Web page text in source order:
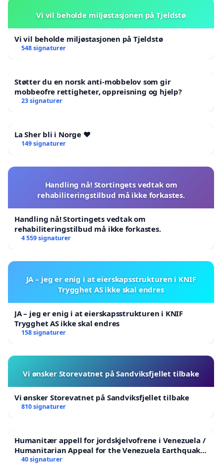
Vi vil beholde miljøstasjonen på Tjeldstø
Vi vil beholde miljøstasjonen på Tjeldstø
548 signaturer
Støtter du en norsk anti-mobbelov som gir
mobbeofre rettigheter, oppreisning og hjelp?
23 signaturer
La Sher bli i Norge ❤️
149 signaturer
Handling nå! Stortingets vedtak om
rehabiliteringstilbud må ikke forkastes.
Handling nå! Stortingets vedtak om
rehabiliteringstilbud må ikke forkastes.
4 559 signaturer
JA – jeg er enig i at eierskapsstrukturen i KNIF
Trygghet AS ikke skal endres
JA – jeg er enig i at eierskapsstrukturen i KNIF
Trygghet AS ikke skal endres
158 signaturer
Vi ønsker Storevatnet på Sandviksfjellet tilbake
Vi ønsker Storevatnet på Sandviksfjellet tilbake
810 signaturer
Humanitær appell for jordskjelvofrene i Venezuela /
Humanitarian Appeal for the Venezuela Earthquake
Victims
40 signaturer